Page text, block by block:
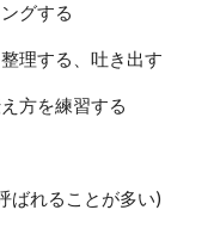
グする
理する、吐き出す
方を練習する
ばれることが多い)